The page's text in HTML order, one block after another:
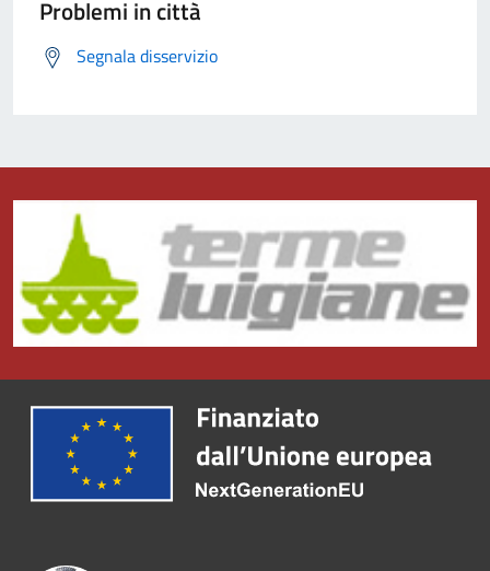
Problemi in città
Segnala disservizio